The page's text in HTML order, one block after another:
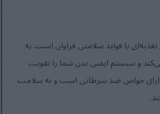
با فواید سلامتی فراوان است. به
و سیستم ایمنی بدن شما را تقویت
خواص ضد سرطانی است و به سلامت